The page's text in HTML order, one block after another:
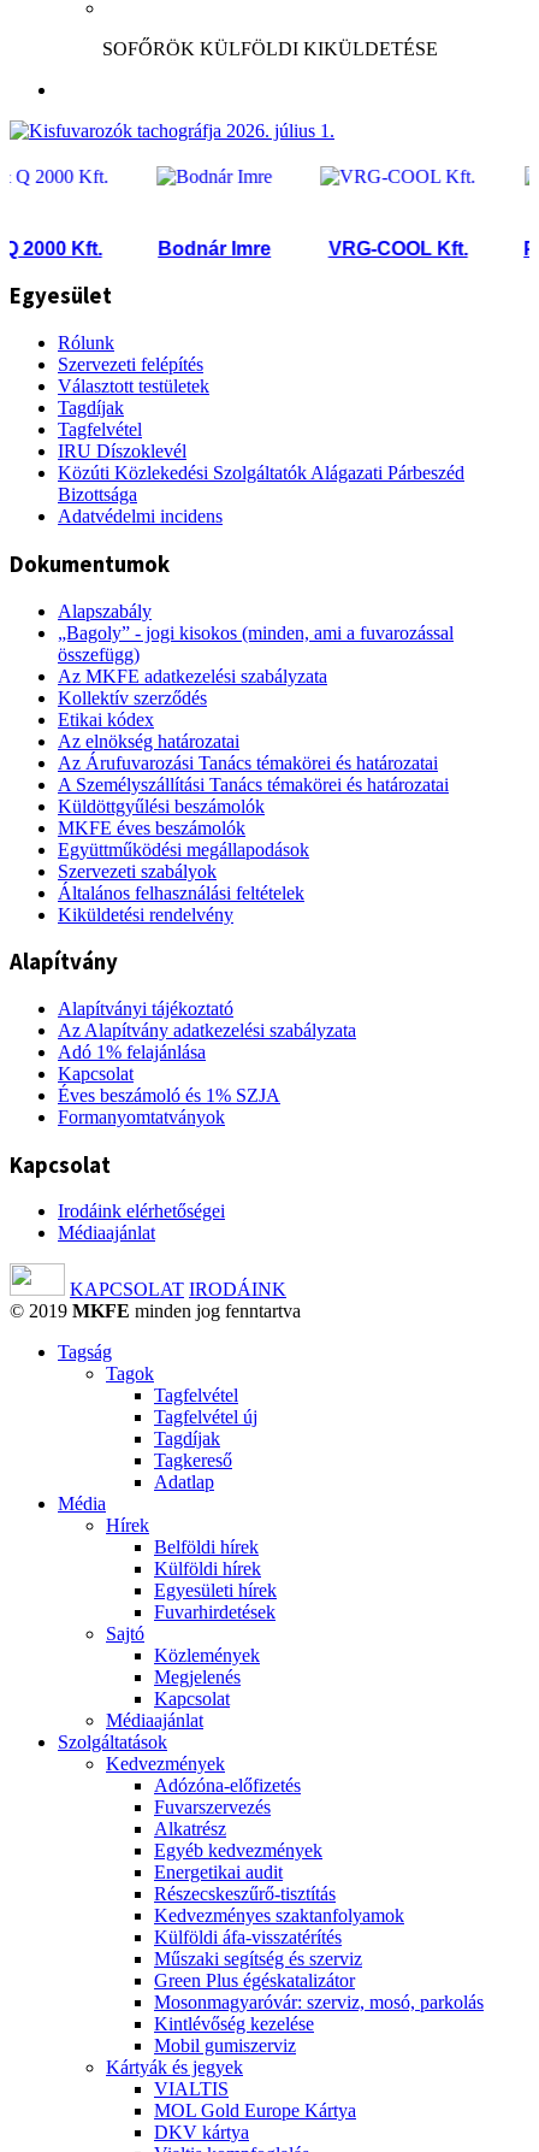
SOFŐRÖK KÜLFÖLDI KIKÜLDETÉSE
Kft. Bodnár Imre VRG-COOL Kft.
Egyesület
Rólunk
Szervezeti felépítés
Választott testületek
Tagdíjak
Tagfelvétel
IRU Díszoklevél
Közúti Közlekedési Szolgáltatók Alágazati Párbeszéd
Bizottsága
Adatvédelmi incidens
Dokumentumok
Alapszabály
„Bagoly” - jogi kisokos (minden, ami a fuvarozással
összefügg)
Az MKFE adatkezelési szabályzata
Kollektív szerződés
Etikai kódex
Az elnökség határozatai
Az Árufuvarozási Tanács témakörei és határozatai
A Személyszállítási Tanács témakörei és határozatai
Küldöttgyűlési beszámolók
MKFE éves beszámolók
Együttműködési megállapodások
Szervezeti szabályok
Általános felhasználási feltételek
Kiküldetési rendelvény
Alapítvány
Alapítványi tájékoztató
Az Alapítvány adatkezelési szabályzata
Adó 1% felajánlása
Kapcsolat
Éves beszámoló és 1% SZJA
Formanyomtatványok
Kapcsolat
Irodáink elérhetőségei
Médiaajánlat
KAPCSOLAT IRODÁINK
© 2019 MKFE minden jog fenntartva
Tagság
Tagok
Tagfelvétel
Tagfelvétel új
Tagdíjak
Tagkereső
Adatlap
Média
Hírek
Belföldi hírek
Külföldi hírek
Egyesületi hírek
Fuvarhirdetések
Sajtó
Közlemények
Megjelenés
Kapcsolat
Médiaajánlat
Szolgáltatások
Kedvezmények
Adózóna-előfizetés
Fuvarszervezés
Alkatrész
Egyéb kedvezmények
Energetikai audit
Részecskeszűrő-tisztítás
Kedvezményes szaktanfolyamok
Külföldi áfa-visszatérítés
Műszaki segítség és szerviz
Green Plus égéskatalizátor
Mosonmagyaróvár: szerviz, mosó, parkolás
Kintlévőség kezelése
Mobil gumiszerviz
Kártyák és jegyek
VIALTIS
MOL Gold Europe Kártya
DKV kártya